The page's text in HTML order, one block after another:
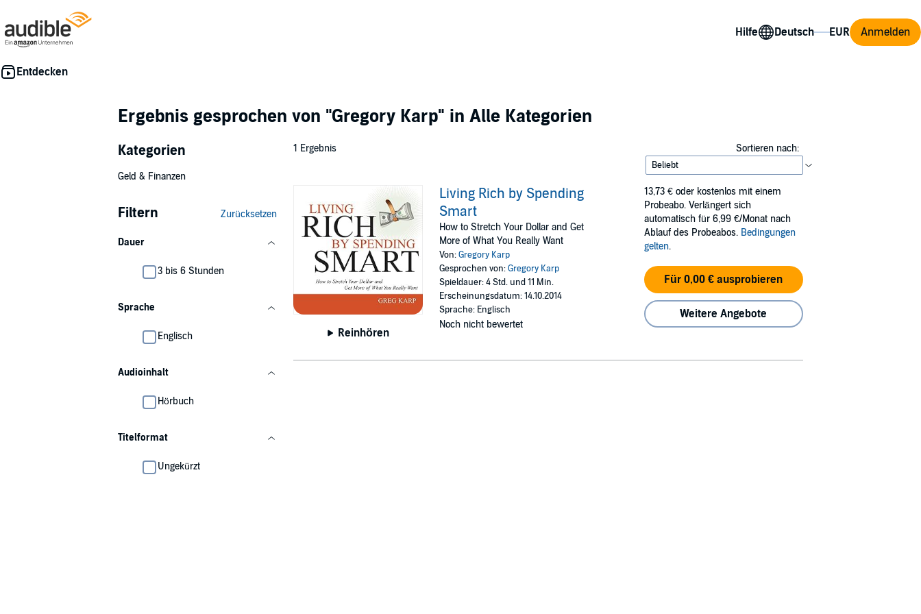
Hilfe Anmelden
Ergebnis gesprochen von "Gregory Karp" in Alle Kategorien
Kategorien
Geld & Finanzen
Filtern Zurücksetzen
Dauer
3 bis 6 Stunden
Sprache
Englisch
Audioinhalt
Hörbuch
Titelformat
Ungekürzt
1 Ergebnis Sortieren nach:
Reinhören
Living Rich by Spending
Smart
How to Stretch Your Dollar and Get
More of What You Really Want
Von:Gregory Karp
Gesprochen von:Gregory Karp
Spieldauer: 4 Std. und 11 Min.
Erscheinungsdatum: 14.10.2014
Sprache: Englisch
Noch nicht bewertet
13,73 € oder kostenlos mit einem
Probeabo. Verlängert sich
automatisch für 6,99 €/Monat nach
Ablauf des Probeabos. Bedingungen
gelten.
Für 0,00 € ausprobieren
Weitere Angebote